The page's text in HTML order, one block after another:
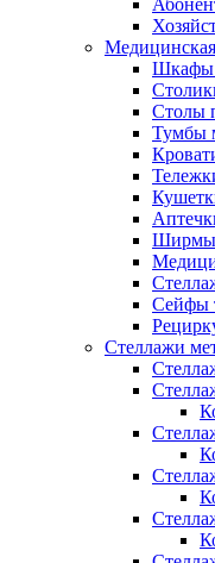
Шкафы
Столы
Тумбы
Ширмы
Сейфы
Стеллажи